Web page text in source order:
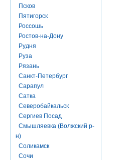
Псков
Пятигорск
Россошь
Ростов-на-Дону
Рудня
Руза
Рязань
Санкт-Петербург
Сарапул
Сатка
Северобайкальск
Сергиев Посад
Смышляевка (Волжский р-
н)
Соликамск
Сочи